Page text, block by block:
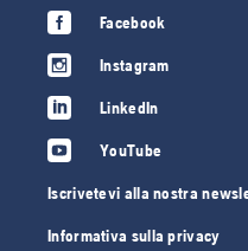
Facebook
Instagram
LinkedIn
YouTube
Iscrivetevi alla nostra
Informativa sulla privacy